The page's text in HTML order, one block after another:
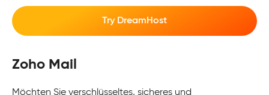
Try DreamHost
Zoho Mail
Möchten Sie verschlüsseltes, sicheres und